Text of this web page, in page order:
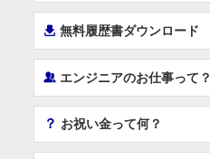
í 無料履歴書ダウンロード
‰エンジニアのお仕事って？
？ お祝い金って何？